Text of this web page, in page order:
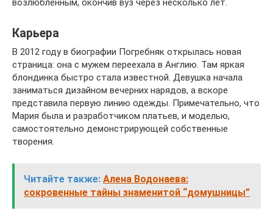
возлюбленным, окончив вуз через несколько лет.
Карьера
В 2012 году в биографии Погребняк открылась новая
страница: она с мужем переехала в Англию. Там яркая
блондинка быстро стала известной. Девушка начала
заниматься дизайном вечерних нарядов, а вскоре
представила первую линию одежды. Примечательно, что
Мария была и разработчиком платьев, и моделью,
самостоятельно демонстрирующей собственные
творения.
Читайте также: Алена Водонаева:
сокровенные тайны знаменитой “домушницы”